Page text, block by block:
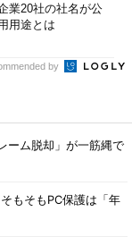
業20社の社名が公
用途とは
by
ーム脱却」が一筋縄で
もそもPC保護は「年